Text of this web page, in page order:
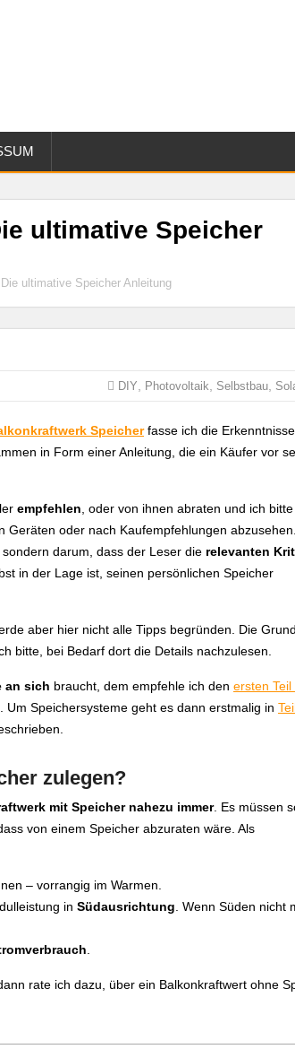
ultimative Speicher
ultimative Speicher Anleitung
DIY Photovoltaik Selbstbau,
Speicherfasse ich die
in Form einer Anleitung, die ein Käufer vor
empfehlen , oder von ihnen abraten und ich
oder nach Kaufempfehlungen
darum, dass der Leser die relevanten
in der Lage ist, seinen persönlichen Speicher
aber hier nicht alle Tipps begründen. Die
bitte, bei Bedarf dort die Details nachzulesen.
an sich braucht, dem empfehle ich den ersten Teil
Speichersysteme geht es dann erstmalig in
zulegen?
mit Speicher nahezu immer. Es müssen
von einem Speicher abzuraten wäre. Als
– vorrangig im Warmen.
in Südausrichtung . Wenn Süden nicht
rate ich dazu, über ein Balkonkraftwert ohne